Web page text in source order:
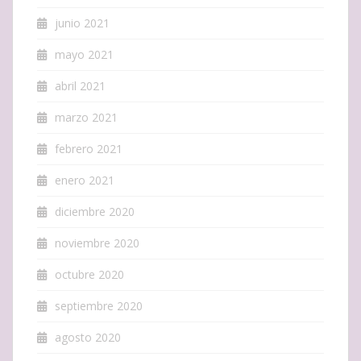
junio 2021
mayo 2021
abril 2021
marzo 2021
febrero 2021
enero 2021
diciembre 2020
noviembre 2020
octubre 2020
septiembre 2020
agosto 2020